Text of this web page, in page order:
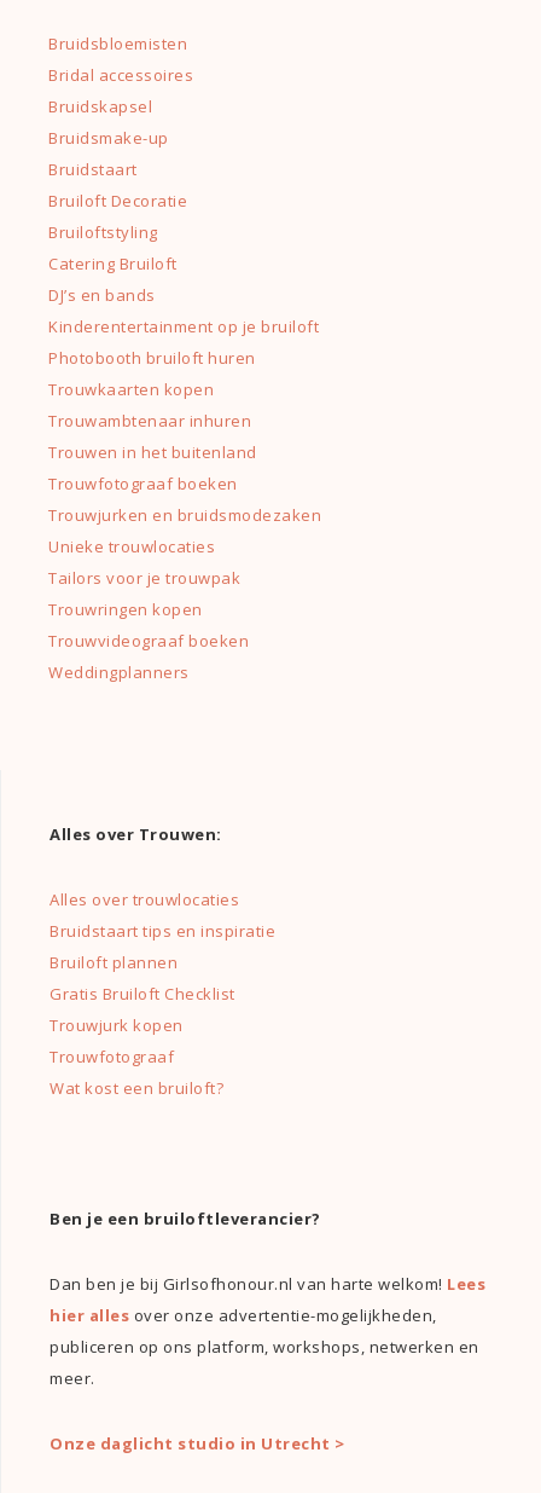
Bruidsbloemisten
Bridal accessoires
Bruidskapsel
Bruidsmake-up
Bruidstaart
Bruiloft Decoratie
Bruiloftstyling
Catering Bruiloft
DJ’s en bands
Kinderentertainment op je bruiloft
Photobooth bruiloft huren
Trouwkaarten kopen
Trouwambtenaar inhuren
Trouwen in het buitenland
Trouwfotograaf boeken
Trouwjurken en bruidsmodezaken
Unieke trouwlocaties
Tailors voor je trouwpak
Trouwringen kopen
Trouwvideograaf boeken
Weddingplanners
Alles over Trouwen:
Alles over trouwlocaties
Bruidstaart tips en inspiratie
Bruiloft plannen
Gratis Bruiloft Checklist
Trouwjurk kopen
Trouwfotograaf
Wat kost een bruiloft?
Ben je een bruiloftleverancier?
Dan ben je bij Girlsofhonour.nl van harte welkom! Lees
hier alles over onze advertentie-mogelijkheden,
publiceren op ons platform, workshops, netwerken en
meer.
Onze daglicht studio in Utrecht >